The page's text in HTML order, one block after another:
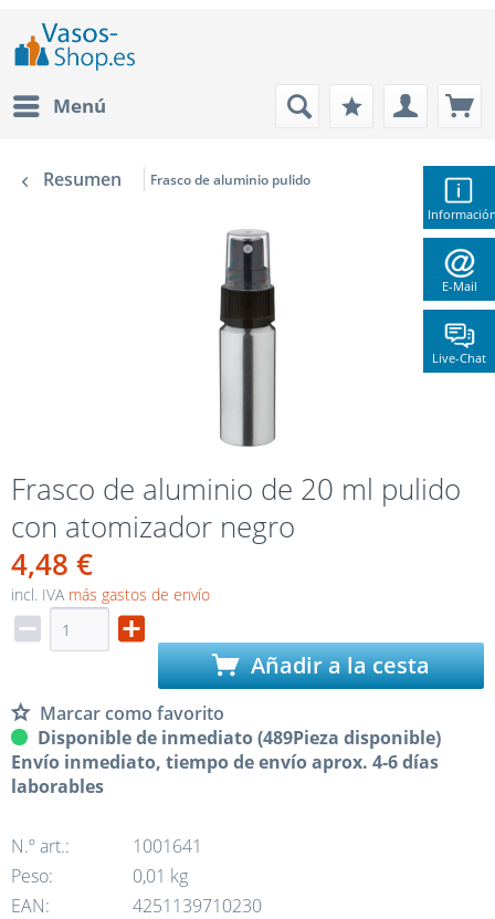
E-Mail
Live-Chat
Menú
Resumen Frasco de aluminio pulido
Frasco de aluminio de 20 ml pulido
con atomizador negro
4,48 €
incl. IVA más gastos de envío
Añadir a la cesta
Marcar como favorito
Disponible de inmediato (489Pieza disponible)
Envío inmediato, tiempo de envío aprox. 4-6 días
laborables
N.º art.:
1001641
Peso:
0,01 kg
EAN:
4251139710230